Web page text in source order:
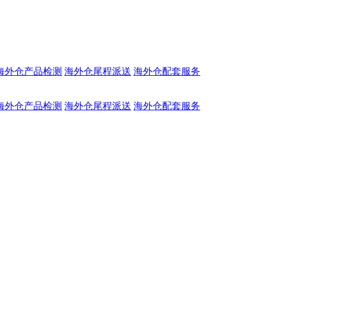
外仓产品检测 海外仓尾程派送 海外仓配套服务
外仓产品检测 海外仓尾程派送 海外仓配套服务